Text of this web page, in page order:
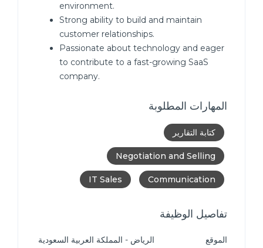
environment.
Strong ability to build and maintain
customer relationships.
Passionate about technology and eager
to contribute to a fast-growing SaaS
company.
المهارات المطلوبة
كتابة التقارير
Negotiation and Selling
Communication
IT Sales
تفاصيل الوظيفة
الموقع الرياض - المملكة العربية السعودية